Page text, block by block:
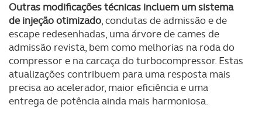
Outras modificações técnicas incluem um sistema
de injeção otimizado, condutas de admissão e de
escape redesenhadas, uma árvore de cames de
admissão revista, bem como melhorias na roda do
compressor e na carcaça do turbocompressor. Estas
atualizações contribuem para uma resposta mais
precisa ao acelerador, maior eficiência e uma
entrega de potência ainda mais harmoniosa.